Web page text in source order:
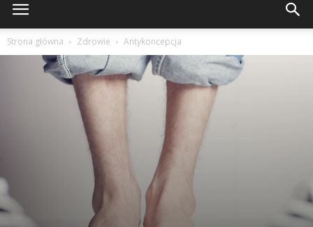
Strona główna Zdrowie Antykoncepcja